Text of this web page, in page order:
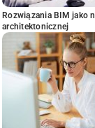
Rozwiązania BIM jako
architektonicznej